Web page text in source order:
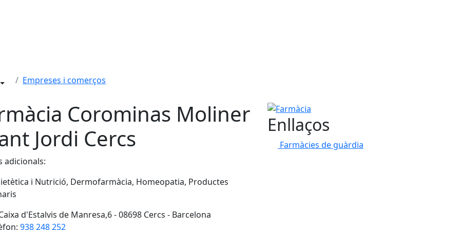
Empreses i comerços
Corominas Moliner
Jordi Cercs
adicionals:
i Nutrició, Dermofarmàcia, Homeopatia, Productes
d'Estalvis de Manresa,6 - 08698 Cercs - Barcelona
938 248 252
Farmàcia
Enllaços
Farmàcies de guàrdia